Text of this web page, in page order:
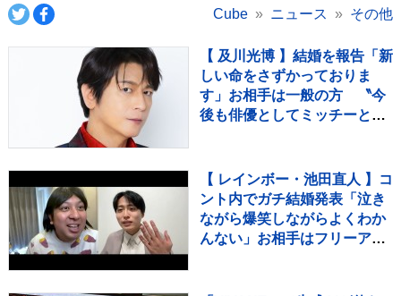
Cube
ニュース その他
【 及川光博 】結婚を報告「新
しい命をさずかっておりま
す」お相手は一般の方 〝今
後も俳優としてミッチーとし
【 レインボー・池田直人 】コ
ント内でガチ結婚発表「泣き
ながら爆笑しながらよくわか
んない」お相手はフリーアナ